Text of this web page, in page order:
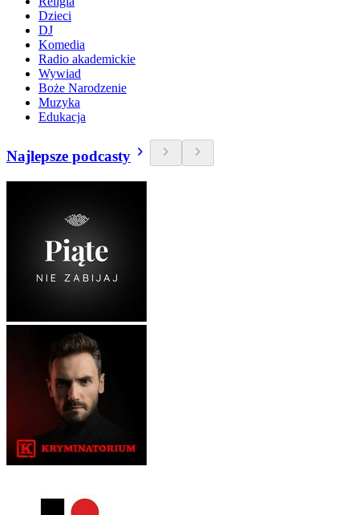
Dzieci
DJ
Komedia
Radio akademickie
Wywiad
Boże Narodzenie
Muzyka
Edukacja
Najlepsze podcasty